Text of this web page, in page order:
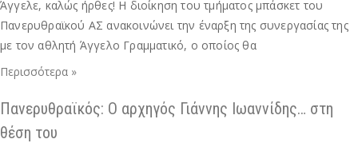
Άγγελε, καλώς ήρθες! Η διοίκηση του τμήματος μπάσκετ του
Πανερυθραϊκού ΑΣ ανακοινώνει την έναρξη της συνεργασίας της
με τον αθλητή Άγγελο Γραμματικό, ο οποίος θα
Περισσότερα »
Πανερυθραϊκός: Ο αρχηγός Γιάννης Ιωαννίδης… στη
θέση του